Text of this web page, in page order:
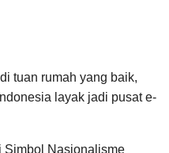
tuan rumah yang baik,
layak jadi pusat e-
Simbol Nasionalisme